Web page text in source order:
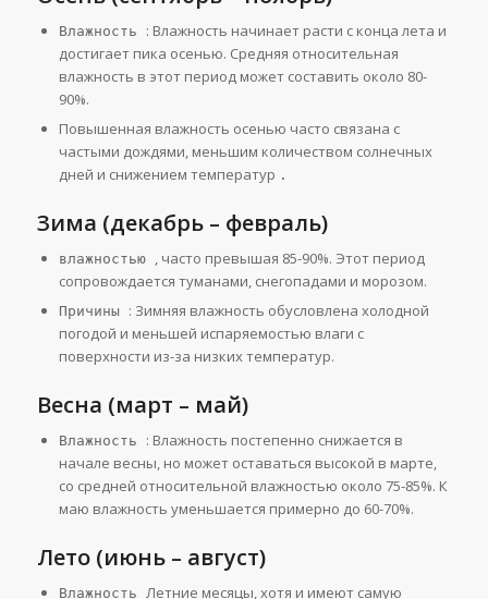
Влажность : Влажность начинает расти с конца лета и
достигает пика осенью. Средняя относительная
влажность в этот период может составить около 80-
90%.
Повышенная влажность осенью часто связана с
частыми дождями, меньшим количеством солнечных
дней и снижением температур .
Зима (декабрь – февраль)
влажностью , часто превышая 85-90%. Этот период
сопровождается туманами, снегопадами и морозом.
Причины : Зимняя влажность обусловлена холодной
погодой и меньшей испаряемостью влаги с
поверхности из-за низких температур.
Весна (март – май)
Влажность : Влажность постепенно снижается в
начале весны, но может оставаться высокой в марте,
со средней относительной влажностью около 75-85%. К
маю влажность уменьшается примерно до 60-70%.
Лето (июнь – август)
Влажность Летние месяцы, хотя и имеют самую